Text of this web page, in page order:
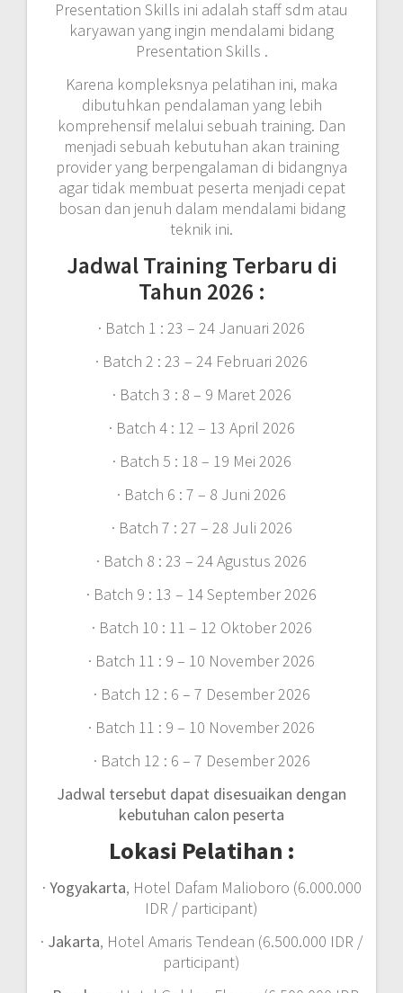
Presentation Skills ini adalah staff sdm atau
karyawan yang ingin mendalami bidang
Presentation Skills .
Karena kompleksnya pelatihan ini, maka
dibutuhkan pendalaman yang lebih
komprehensif melalui sebuah training. Dan
menjadi sebuah kebutuhan akan training
provider yang berpengalaman di bidangnya
agar tidak membuat peserta menjadi cepat
bosan dan jenuh dalam mendalami bidang
teknik ini.
Jadwal Training Terbaru di
Tahun 2026 :
· Batch 1 : 23 – 24 Januari 2026
· Batch 2 : 23 – 24 Februari 2026
· Batch 3 : 8 – 9 Maret 2026
· Batch 4 : 12 – 13 April 2026
· Batch 5 : 18 – 19 Mei 2026
· Batch 6 : 7 – 8 Juni 2026
· Batch 7 : 27 – 28 Juli 2026
· Batch 8 : 23 – 24 Agustus 2026
· Batch 9 : 13 – 14 September 2026
· Batch 10 : 11 – 12 Oktober 2026
· Batch 11 : 9 – 10 November 2026
· Batch 12 : 6 – 7 Desember 2026
· Batch 11 : 9 – 10 November 2026
· Batch 12 : 6 – 7 Desember 2026
Jadwal tersebut dapat disesuaikan dengan
kebutuhan calon peserta
Lokasi Pelatihan :
· Yogyakarta, Hotel Dafam Malioboro (6.000.000
IDR / participant)
· Jakarta, Hotel Amaris Tendean (6.500.000 IDR /
participant)